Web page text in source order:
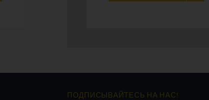
ПОДПИСЫВАЙТЕСЬ НА НАС!